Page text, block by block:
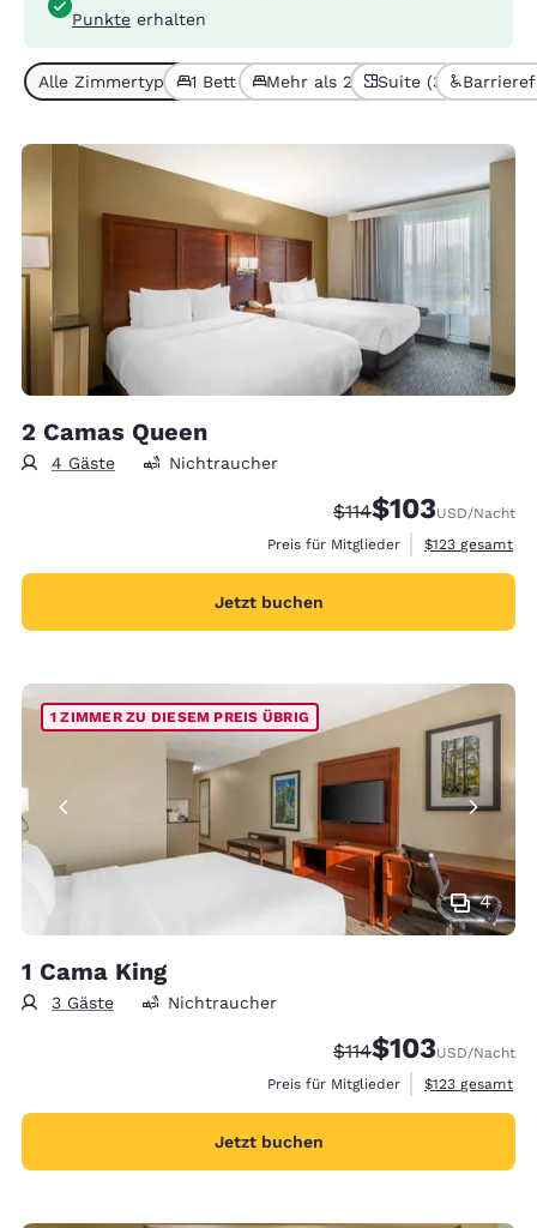
Punkte erhalten
Alle Zimmertypen (7)1 Bett (3)Mehr als 2 Betten (4)
Suite (3)
2 Camas Queen
4 Gäste Nichtraucher
Durchgestrichener
$114Vergünstigter
$103USD/Nacht
Preis für Mitglieder
Geschätzte
$123 gesamt
Jetzt buchen
4
1 ZIMMER ZU DIESEM PREIS ÜBRIG
1 Cama King
3 Gäste Nichtraucher
Durchgestrichener
$114Vergünstigter
$103USD/Nacht
Preis für Mitglieder
Geschätzte
$123 gesamt
Jetzt buchen